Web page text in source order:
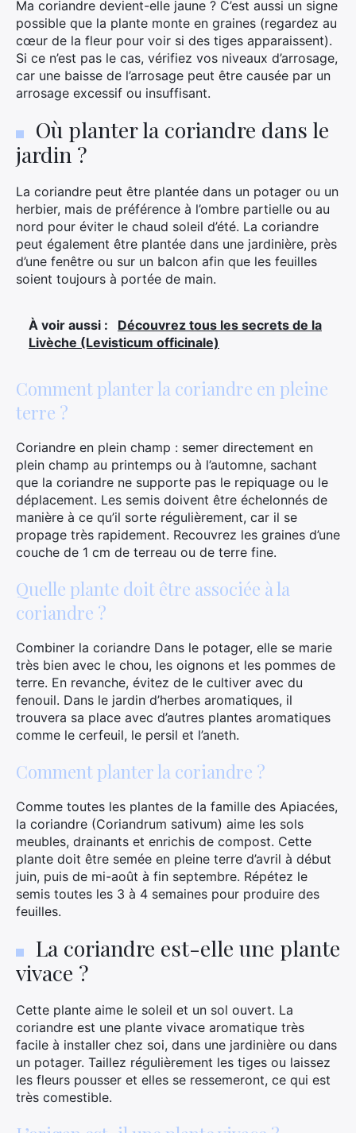
Ma coriandre devient-elle jaune ? C’est aussi un signe
possible que la plante monte en graines (regardez au
cœur de la fleur pour voir si des tiges apparaissent).
Si ce n’est pas le cas, vérifiez vos niveaux d’arrosage,
car une baisse de l’arrosage peut être causée par un
arrosage excessif ou insuffisant.
Où planter la coriandre dans le
jardin ?
La coriandre peut être plantée dans un potager ou un
herbier, mais de préférence à l’ombre partielle ou au
nord pour éviter le chaud soleil d’été. La coriandre
peut également être plantée dans une jardinière, près
d’une fenêtre ou sur un balcon afin que les feuilles
soient toujours à portée de main.
À voir aussi :
Découvrez tous les secrets de la
Livèche (Levisticum officinale)
Comment planter la coriandre en pleine
terre ?
Coriandre en plein champ : semer directement en
plein champ au printemps ou à l’automne, sachant
que la coriandre ne supporte pas le repiquage ou le
déplacement. Les semis doivent être échelonnés de
manière à ce qu’il sorte régulièrement, car il se
propage très rapidement. Recouvrez les graines d’une
couche de 1 cm de terreau ou de terre fine.
Quelle plante doit être associée à la
coriandre ?
Combiner la coriandre Dans le potager, elle se marie
très bien avec le chou, les oignons et les pommes de
terre. En revanche, évitez de le cultiver avec du
fenouil. Dans le jardin d’herbes aromatiques, il
trouvera sa place avec d’autres plantes aromatiques
comme le cerfeuil, le persil et l’aneth.
Comment planter la coriandre ?
Comme toutes les plantes de la famille des Apiacées,
la coriandre (Coriandrum sativum) aime les sols
meubles, drainants et enrichis de compost. Cette
plante doit être semée en pleine terre d’avril à début
juin, puis de mi-août à fin septembre. Répétez le
semis toutes les 3 à 4 semaines pour produire des
feuilles.
La coriandre est-elle une plante
vivace ?
Cette plante aime le soleil et un sol ouvert. La
coriandre est une plante vivace aromatique très
facile à installer chez soi, dans une jardinière ou dans
un potager. Taillez régulièrement les tiges ou laissez
les fleurs pousser et elles se ressemeront, ce qui est
très comestible.
Rechercher
: